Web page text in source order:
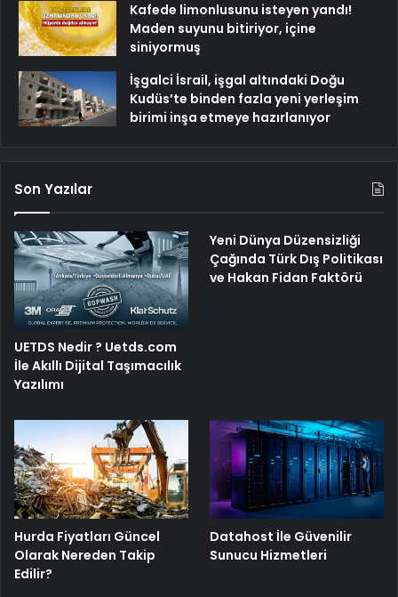
Kafede limonlusunu isteyen yandı!
Maden suyunu bitiriyor, içine
siniyormuş
İşgalci İsrail, işgal altındaki Doğu
Kudüs’te binden fazla yeni yerleşim
birimi inşa etmeye hazırlanıyor
Son Yazılar
UETDS Nedir ? Uetds.com
İle Akıllı Dijital Taşımacılık
Yazılımı
Yeni Dünya Düzensizliği
Çağında Türk Dış Politikası
ve Hakan Fidan Faktörü
Hurda Fiyatları Güncel
Olarak Nereden Takip
Edilir?
Datahost İle Güvenilir
Sunucu Hizmetleri